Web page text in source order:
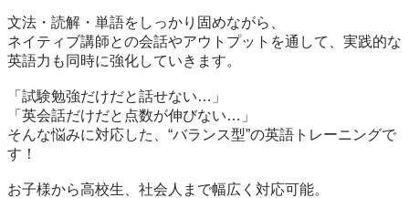
文法・読解・単語をしっかり固めながら、
ネイティブ講師との会話やアウトプットを通して、実践的な
英語力も同時に強化していきます。
「試験勉強だけだと話せない…」
「英会話だけだと点数が伸びない…」
そんな悩みに対応した、“バランス型”の英語トレーニングで
す！
お子様から高校生、社会人まで幅広く対応可能。